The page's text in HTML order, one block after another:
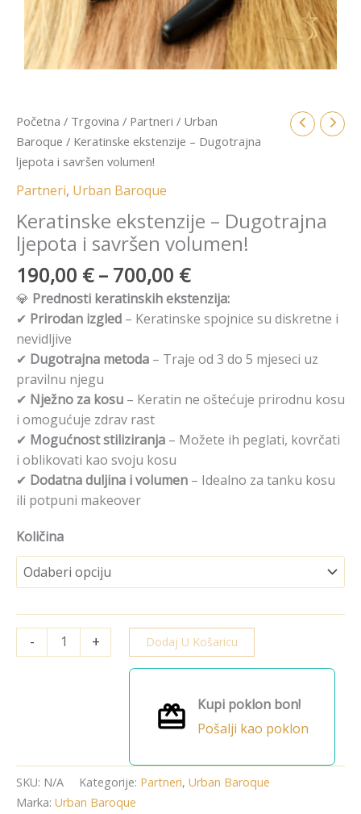
Početna / Trgovina / Partneri / Urban
Baroque / Keratinske ekstenzije – Dugotrajna
ljepota i savršen volumen!
Partneri, Urban Baroque
Keratinske ekstenzije – Dugotrajna
ljepota i savršen volumen!
190,00 € – 700,00 €
💎 Prednosti keratinskih ekstenzija:
✔ Prirodan izgled – Keratinske spojnice su diskretne i
nevidljive
✔ Dugotrajna metoda – Traje od 3 do 5 mjeseci uz
pravilnu njegu
✔ Nježno za kosu – Keratin ne oštećuje prirodnu kosu
i omogućuje zdrav rast
✔ Mogućnost stiliziranja – Možete ih peglati, kovrčati
i oblikovati kao svoju kosu
✔ Dodatna duljina i volumen – Idealno za tanku kosu
ili potpuni makeover
Količina
- + Dodaj U Košaricu
Kupi poklon bon!
Pošalji kao poklon
SKU: N/A Kategorije: Partneri, Urban Baroque
Marka: Urban Baroque